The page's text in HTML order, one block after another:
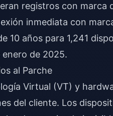
registros con marca
inmediata con
10 años para 1,241
de 2025.
al Parche
Virtual (VT) y
del cliente. Los